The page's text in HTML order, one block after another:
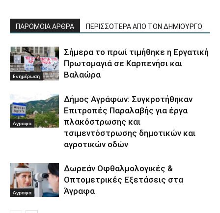
ΠΑΡΟΜΟΙΑ ΑΡΘΡΑ ΠΕΡΙΣΣΟΤΕΡΑ ΑΠΟ ΤΟΝ ΔΗΜΙΟΥΡΓΟ
Ενημέρωση
Σήμερα το πρωί τιμήθηκε η Εργατική
Πρωτομαγιά σε Καρπενήσι και
Βαλαώρα
Άγραφα
Δήμος Αγράφων: Συγκροτήθηκαν
Επιτροπές Παραλαβής για έργα
πλακόστρωσης και
τσιμεντόστρωσης δημοτικών και
αγροτικών οδών
Άγραφα
Δωρεάν Οφθαλμολογικές &
Οπτομετρικές Εξετάσεις στα
Άγραφα